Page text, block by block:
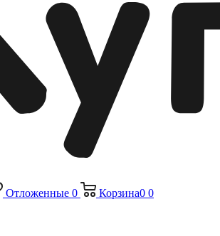
Отложенные 0 Корзина0 0